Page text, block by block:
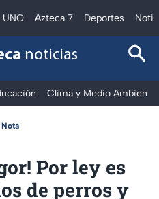
UNO Azteca 7 Deportes
noticias
Clima y Medio Ambiente
Nota
Por ley es
de perros y